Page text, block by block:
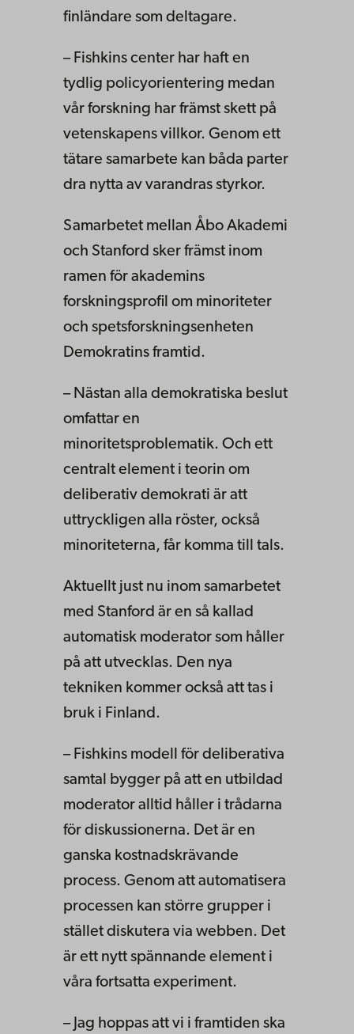
finländare som deltagare.
– Fishkins center har haft en
tydlig policyorientering medan
vår forskning har främst skett på
vetenskapens villkor. Genom ett
tätare samarbete kan båda parter
dra nytta av varandras styrkor.
Samarbetet mellan Åbo Akademi
och Stanford sker främst inom
ramen för akademins
forskningsprofil om minoriteter
och spetsforskningsenheten
Demokratins framtid.
– Nästan alla demokratiska beslut
omfattar en
minoritetsproblematik. Och ett
centralt element i teorin om
deliberativ demokrati är att
uttryckligen alla röster, också
minoriteterna, får komma till tals.
Aktuellt just nu inom samarbetet
med Stanford är en så kallad
automatisk moderator som håller
på att utvecklas. Den nya
tekniken kommer också att tas i
bruk i Finland.
– Fishkins modell för deliberativa
samtal bygger på att en utbildad
moderator alltid håller i trådarna
för diskussionerna. Det är en
ganska kostnadskrävande
process. Genom att automatisera
processen kan större grupper i
stället diskutera via webben. Det
är ett nytt spännande element i
våra fortsatta experiment.
– Jag hoppas att vi i framtiden ska